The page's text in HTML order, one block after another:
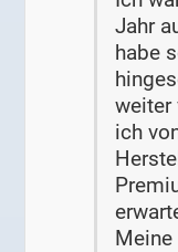
Jahr
habe
weiter
ich
Meine